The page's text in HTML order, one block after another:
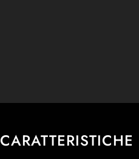
CARATTERISTICHE